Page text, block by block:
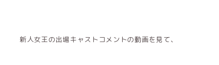
新人女王の出場キャストコメントの動画を見て、